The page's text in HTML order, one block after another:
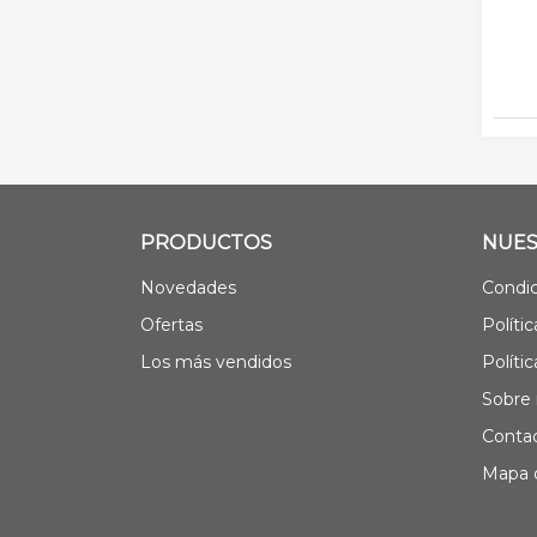
PRODUCTOS
Novedades
Ofertas
Los más vendidos
Sobre
Mapa